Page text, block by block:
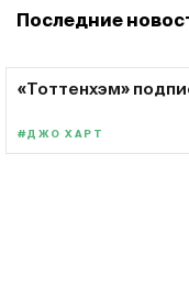
Последние
«Тоттенхэм»
#ДЖО ХАРТ